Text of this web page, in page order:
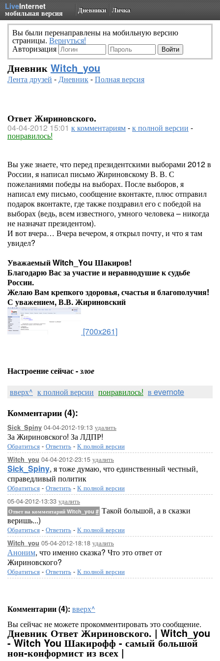
LiveInternet
мобильная версия Дневники Личка
Вы были перенаправлены на мобильную версию
страницы. Вернуться!
Авторизация
Дневник Witch_you
Лента друзей -Дневник-Полная версия
Ответ Жириновского.
04-04-2012 15:01 к комментариям-к полной версии -
понравилось!
Вы уже знаете, что перед президентскими выборами 2012 в
России, я написал письмо Жириновскому В. В. С
пожеланиями победы на выборах. После выборов, я
написал ему письмо, сообщение вконтакте, плюс отправил
подарок вконтакте, где также поздравил его с победой на
выборах (ведь, всем известного, умного человека – никогда
не назначат президентом).
И вот вчера… Вчера вечером, я открыл почту, и что я там
увидел?
Уважаемый Witch_You Шакиров!
Благодарю Вас за участие и неравнодушие к судьбе
России.
Желаю Вам крепкого здоровья, счастья и благополучия!
С уважением, В.В. Жириновский
[700x261]
Настроение сейчас -злое
вверх^ к полной версии понравилось! в evernote
Комментарии (4):
Sick_Spiny 04-04-2012-19:13 удалить
За Жириновского! За ЛДПР!
Обратиться - Ответить - К полной версии
Witch_you 04-04-2012-23:15 удалить
Sick_Spiny, я тоже думаю, что единственный честный,
справедливый политик
Обратиться - Ответить - К полной версии
05-04-2012-13:33 удалить
Ответ на комментарий Witch_you # Такой большой, а в сказки
веришь...)
Обратиться - Ответить - К полной версии
Witch_you 05-04-2012-18:18 удалить
Аноним, что именно сказка? Что это ответ от
Жириновского?
Обратиться - Ответить - К полной версии
Комментарии (4): вверх^
Вы сейчас не можете прокомментировать это сообщение.
Дневник Ответ Жириновского. | Witch_you
- Witch You Шакирофф - самый большой
нон-конформист из всех |